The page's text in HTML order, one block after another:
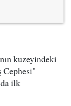
kuzeyindeki
ilk